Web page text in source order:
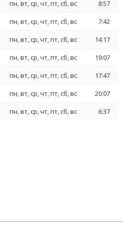
пн, вт, ср, чт, пт, сб, вс 8:57
пн, вт, ср, чт, пт, сб, вс 7:42
пн, вт, ср, чт, пт, сб, вс 14:17
пн, вт, ср, чт, пт, сб, вс 19:07
пн, вт, ср, чт, пт, сб, вс 17:47
пн, вт, ср, чт, пт, сб, вс 20:07
пн, вт, ср, чт, пт, сб, вс 6:37